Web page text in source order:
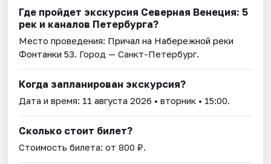
Где пройдет экскурсия Северная Венеция: 5
рек и каналов Петербурга?
Место проведения: Причал на Набережной реки
Фонтанки 53. Город — Санкт-Петербург.
Когда запланирован экскурсия?
Дата и время: 11 августа 2026 • вторник • 15:00.
Сколько стоит билет?
Стоимость билета: от 800 ₽.